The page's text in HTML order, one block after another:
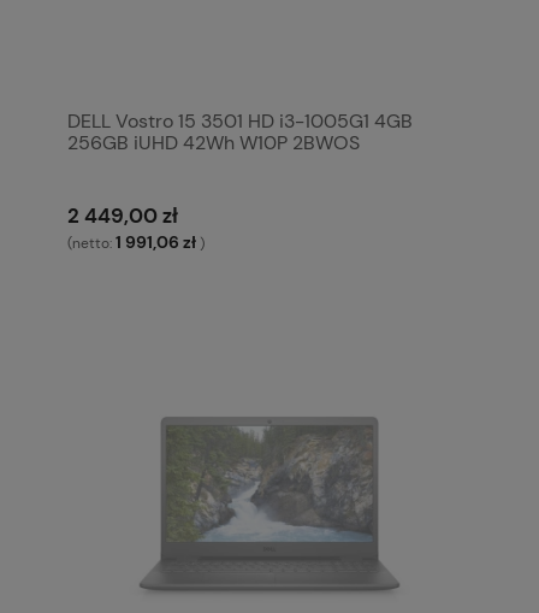
DELL Vostro 15 3501 HD i3-1005G1 4GB
256GB iUHD 42Wh W10P 2BWOS
2 449,00 zł
(netto:1 991,06 zł )